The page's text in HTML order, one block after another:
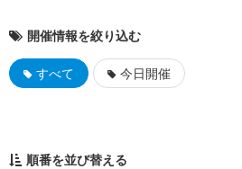
開催情報を絞り込む
すべて 今日開催
順番を並び替える